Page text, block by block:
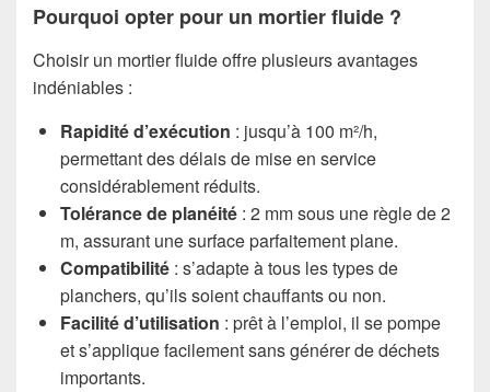
Pourquoi opter pour un mortier fluide ?
Choisir un mortier fluide offre plusieurs avantages
indéniables :
Rapidité d’exécution : jusqu’à 100 m²/h,
permettant des délais de mise en service
considérablement réduits.
Tolérance de planéité : 2 mm sous une règle de 2
m, assurant une surface parfaitement plane.
Compatibilité : s’adapte à tous les types de
planchers, qu’ils soient chauffants ou non.
Facilité d’utilisation : prêt à l’emploi, il se pompe
et s’applique facilement sans générer de déchets
importants.